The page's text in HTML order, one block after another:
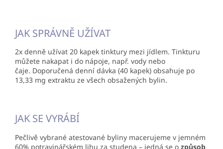
JAK SPRÁVNĚ UŽÍVAT
2x denně užívat 20 kapek tinktury mezi jídlem. Tinkturu
můžete nakapat i do nápoje, např. vody nebo
čaje. Doporučená denní dávka (40 kapek) obsahuje po
13,33 mg extraktu ze všech obsažených bylin.
JAK SE VYRÁBÍ
Pečlivě vybrané atestované byliny macerujeme v jemném
60% potravinářském lihu za studena – jedná se o způsob